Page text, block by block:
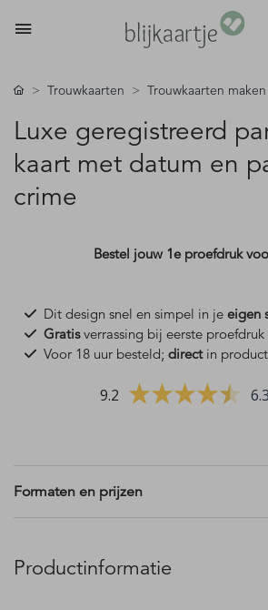
Trouwkaarten Trouwkaarten maken
Luxe geregistreerd
kaart met datum en
crime
Bestel jouw 1e proefdruk
Dit design snel en simpel in je eigen
Gratisverrassing bij eerste proefdruk
Voor 18 uur besteld; directin
9.2
Formaten en prijzen
Productinformatie